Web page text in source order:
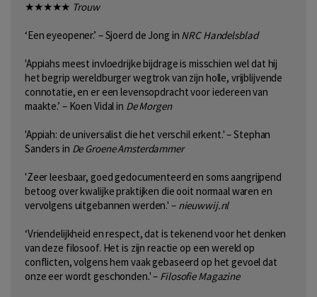
★★★★★ Trouw
‘Een eyeopener.’ – Sjoerd de Jong in NRC Handelsblad
'Appiahs meest invloedrijke bijdrage is misschien wel dat hij
het begrip wereldburger wegtrok van zijn holle, vrijblijvende
connotatie, en er een levensopdracht voor iedereen van
maakte.’ – Koen Vidal in De Morgen
'Appiah: de universalist die het verschil erkent.' – Stephan
Sanders in De Groene Amsterdammer
'Zeer leesbaar, goed gedocumenteerd en soms aangrijpend
betoog over kwalijke praktijken die ooit normaal waren en
vervolgens uitgebannen werden.' – nieuwwij.nl
‘Vriendelijkheid en respect, dat is tekenend voor het denken
van deze filosoof. Het is zijn reactie op een wereld op
conflicten, volgens hem vaak gebaseerd op het gevoel dat
onze eer wordt geschonden.' – Filosofie Magazine